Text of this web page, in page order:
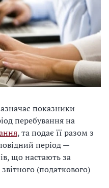
показники
перебування на
, та подає її разом з
період —
що настають за
(податкового)